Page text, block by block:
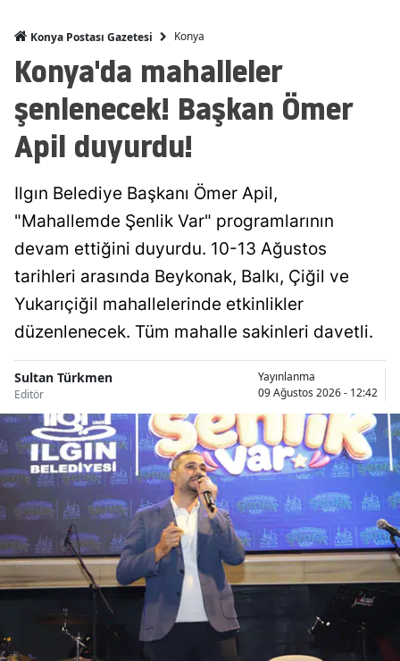
Kayseri
Kırklareli
Konya
Kütahya
Malatya
Manisa
Kahramanmaraş
Mardin
Muğla
Muş
Nevşehir
Niğde
Ordu
Sakarya
Konya Postası Gazetesi Konya
Konya'da mahalleler
şenlenecek! Başkan Ömer
Apil duyurdu!
Ilgın Belediye Başkanı Ömer Apil,
"Mahallemde Şenlik Var" programlarının
devam ettiğini duyurdu. 10-13 Ağustos
tarihleri arasında Beykonak, Balkı, Çiğil ve
Yukarıçiğil mahallelerinde etkinlikler
düzenlenecek. Tüm mahalle sakinleri davetli.
Sultan Türkmen
Editör
Yayınlanma
09 Ağustos 2026 - 12:42